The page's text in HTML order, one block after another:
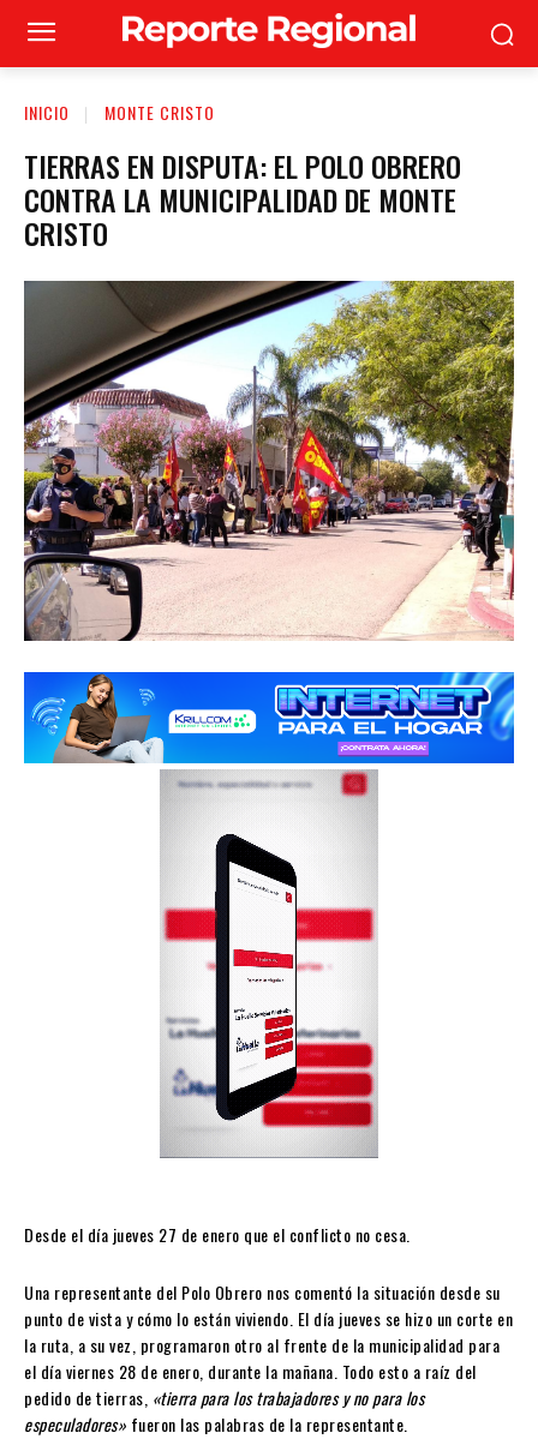
INICIO MONTE CRISTO
TIERRAS EN DISPUTA: EL POLO OBRERO
CONTRA LA MUNICIPALIDAD DE MONTE
CRISTO
Desde el día jueves 27 de enero que el conflicto no cesa.
Una representante del Polo Obrero nos comentó la situación desde su
punto de vista y cómo lo están viviendo. El día jueves se hizo un corte en
la ruta, a su vez, programaron otro al frente de la municipalidad para
el día viernes 28 de enero, durante la mañana. Todo esto a raíz del
pedido de tierras, «tierra para los trabajadores y no para los
especuladores» fueron las palabras de la representante.